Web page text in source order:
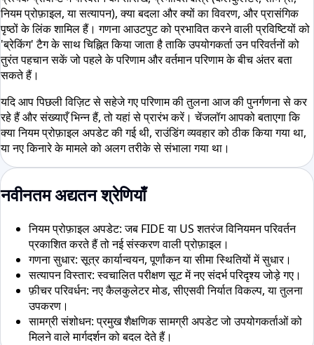
नियम प्रोफ़ाइल, या सत्यापन), क्या बदला और क्यों का विवरण, और प्रासंगिक
पृष्ठों के लिंक शामिल हैं। गणना आउटपुट को प्रभावित करने वाली प्रविष्टियों को
'ब्रेकिंग' टैग के साथ चिह्नित किया जाता है ताकि उपयोगकर्ता उन परिवर्तनों को
तुरंत पहचान सकें जो पहले के परिणाम और वर्तमान परिणाम के बीच अंतर बता
सकते हैं।
यदि आप पिछली विज़िट से सहेजे गए परिणाम की तुलना आज की पुनर्गणना से कर
रहे हैं और संख्याएँ भिन्न हैं, तो यहां से प्रारंभ करें। चेंजलॉग आपको बताएगा कि
क्या नियम प्रोफ़ाइल अपडेट की गई थी, राउंडिंग व्यवहार को ठीक किया गया था,
या नए किनारे के मामले को अलग तरीके से संभाला गया था।
नवीनतम अद्यतन श्रेणियाँ
नियम प्रोफ़ाइल अपडेट: जब FIDE या US शतरंज विनियमन परिवर्तन
प्रकाशित करते हैं तो नई संस्करण वाली प्रोफ़ाइल।
गणना सुधार: सूत्र कार्यान्वयन, पूर्णांकन या सीमा स्थितियों में सुधार।
सत्यापन विस्तार: स्वचालित परीक्षण सूट में नए संदर्भ परिदृश्य जोड़े गए।
फ़ीचर परिवर्धन: नए कैलकुलेटर मोड, सीएसवी निर्यात विकल्प, या तुलना
उपकरण।
सामग्री संशोधन: प्रमुख शैक्षणिक सामग्री अपडेट जो उपयोगकर्ताओं को
मिलने वाले मार्गदर्शन को बदल देते हैं।